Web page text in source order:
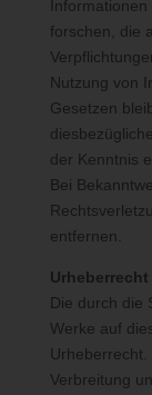
forschen, die
Nutzung von
Gesetzen
der Kenntnis
Bei
entfernen.
Urheberrecht
Die durch die
Werke auf
Urheberrecht.
Verbreitung
eine identifizierte
Folgenden
eine natürliche
insbesondere
Namen, zu einer
Online-Kennung
Merkmalen, die
genetischen,
sozialen Identität
b)
Betroffene
natürliche
die Verarbeitung